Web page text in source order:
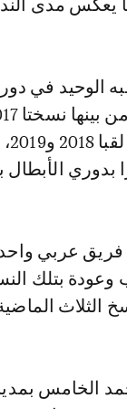
يعكس مدى
برصيد 10 ألقاب، بالبطولة
عربي واحد
وعودة بتلك
الثلاث
بمدينة